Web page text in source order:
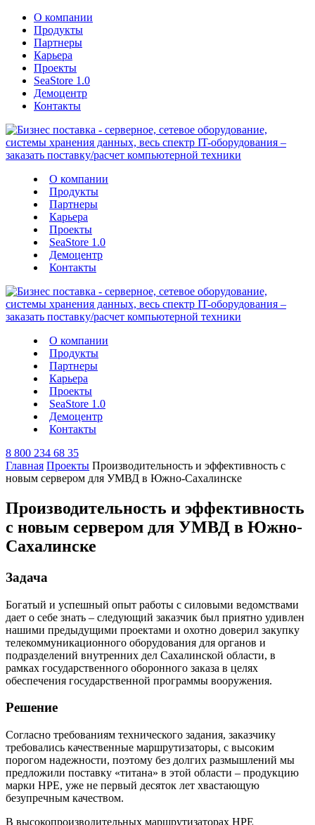
О компании
Продукты
Партнеры
Карьера
Проекты
SeaStore 1.0
Демоцентр
Контакты
О компании
Продукты
Партнеры
Карьера
Проекты
SeaStore 1.0
Демоцентр
Контакты
О компании
Продукты
Партнеры
Карьера
Проекты
SeaStore 1.0
Демоцентр
Контакты
8 800 234 68 35
Главная Проекты Производительность и эффективность с
новым сервером для УМВД в Южно-Сахалинске
Производительность и эффективность
с новым сервером для УМВД в Южно-
Сахалинске
Задача
Богатый и успешный опыт работы с силовыми ведомствами
дает о себе знать – следующий заказчик был приятно удивлен
нашими предыдущими проектами и охотно доверил закупку
телекоммуникационного оборудования для органов и
подразделений внутренних дел Сахалинской области, в
рамках государственного оборонного заказа в целях
обеспечения государственной программы вооружения.
Решение
Согласно требованиям технического задания, заказчику
требовались качественные маршрутизаторы, с высоким
порогом надежности, поэтому без долгих размышлений мы
предложили поставку «титана» в этой области – продукцию
марки НРЕ, уже не первый десяток лет хвастающую
безупречным качеством.
В высокопроизводительных маршрутизаторах HPE